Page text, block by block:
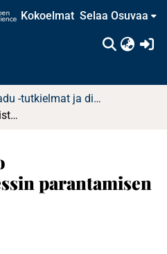
Kokoelmat Selaa Osuvaa
Pro gradu -tutkielmat ja diplomityöt
Tuoteintegraatio ohjelmistoprosessin parantamisen osa-alueena
parantamisen